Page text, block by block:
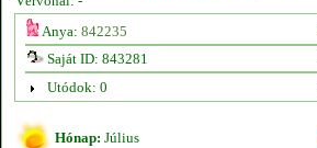
Anya: 842235
Saját ID: 843281
Utódok: 0
Hónap: Július